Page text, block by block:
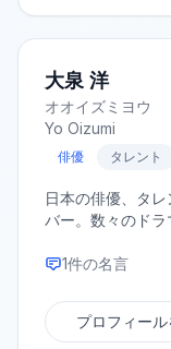
大泉 洋
オオイズミヨウ
Yo Oizumi
俳優 タレント
日本の俳優、タ
バー。数々のドラ
1件の名言
プロフィール